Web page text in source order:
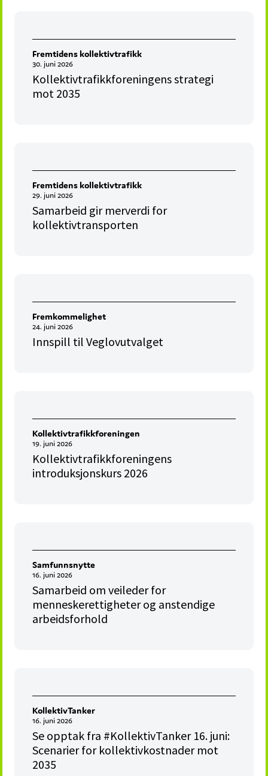
Fremtidens kollektivtrafikk
30. juni 2026
Kollektivtrafikkforeningens strategi
mot 2035
Fremtidens kollektivtrafikk
29. juni 2026
Samarbeid gir merverdi for
kollektivtransporten
Fremkommelighet
24. juni 2026
Innspill til Veglovutvalget
Kollektivtrafikkforeningen
19. juni 2026
Kollektivtrafikkforeningens
introduksjonskurs 2026
Samfunnsnytte
16. juni 2026
Samarbeid om veileder for
menneskerettigheter og anstendige
arbeidsforhold
KollektivTanker
16. juni 2026
Se opptak fra #KollektivTanker 16. juni:
Scenarier for kollektivkostnader mot
2035